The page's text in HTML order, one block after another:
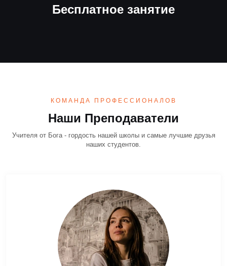
Бесплатное занятие
КОМАНДА ПРОФЕССИОНАЛОВ
Наши Преподаватели
Учителя от Бога - гордость нашей школы и самые лучшие друзья
наших студентов.